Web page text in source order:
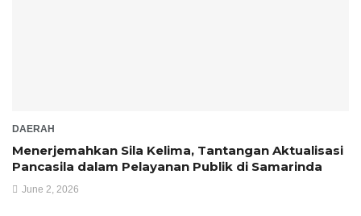
DAERAH
Menerjemahkan Sila Kelima, Tantangan Aktualisasi
Pancasila dalam Pelayanan Publik di Samarinda
June 2, 2026